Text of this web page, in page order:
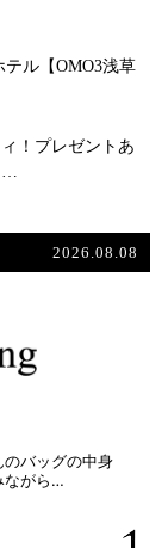
ル【OMO3浅草
！プレゼントあ
2026.08.08
バッグの中身
ながら…